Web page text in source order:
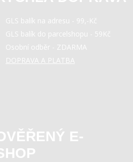
GLS balík na adresu - 99,-Kč
GLS balík do parcelshopu - 59Kč
Osobní odběr - ZDARMA
DOPRAVA A PLATBA
E-